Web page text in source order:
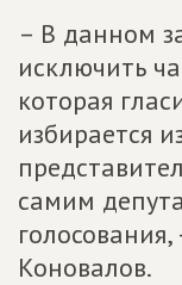
– В данном
исключить
которая
избирается
самим
Коновалов.